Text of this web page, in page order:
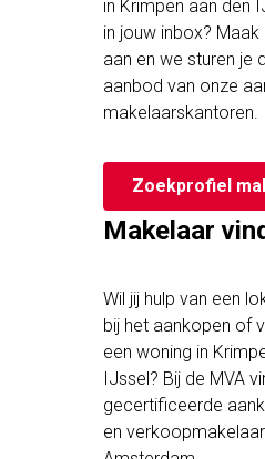
in Krimpen aan den
in jouw inbox?
aan en we sturen je
aanbod van onze
makelaarskantoren.
Zoekprofiel
Makelaar
Wil jij hulp van een
bij het aankopen of
een woning in
IJssel? Bij de MVA
gecertificeerde
en